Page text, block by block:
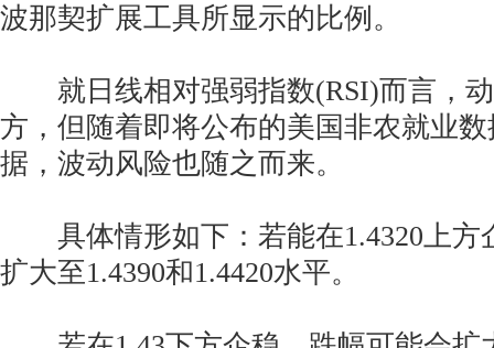
波那契扩展工具所显示的比例。
就日线相对强弱指数(RSI)而言，动
方，但随着即将公布的美国非农就业
据，波动风险也随之而来。
具体情形如下：若能在1.4320上方
扩大至1.4390和1.4420水平。